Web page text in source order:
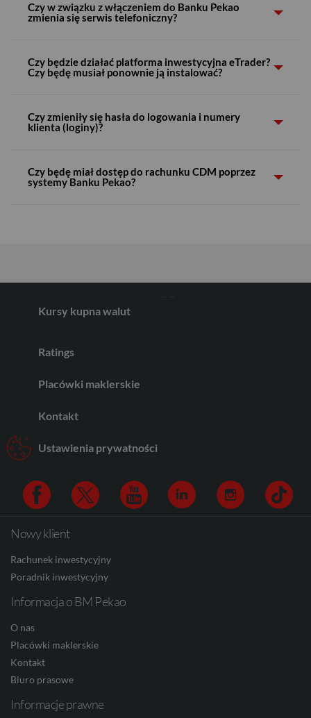
S.A.
Maklerskim Pekao
Czy w związku z włączeniem do Banku Pekao
zmienia się serwis telefoniczny?
Czy będzie działać platforma inwestycyjna eTrader?
Czy będę musiał ponownie ją instalować?
Czy zmieniły się hasła do logowania i numery
klienta (loginy)?
Czy będę miał dostęp do rachunku CDM poprzez
systemy Banku Pekao?
Kursy kupna walut
CAD
Ratings
Placówki maklerskie
Kontakt
Ustawienia prywatności
Facebook
Nowy klient
Rachunek inwestycyjny
Poradnik inwestycyjny
Informacja o BM Pekao
O nas
Placówki maklerskie
Kontakt
Biuro prasowe
Informacje prawne